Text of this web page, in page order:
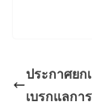
ประกาศยก
เบรกแลก